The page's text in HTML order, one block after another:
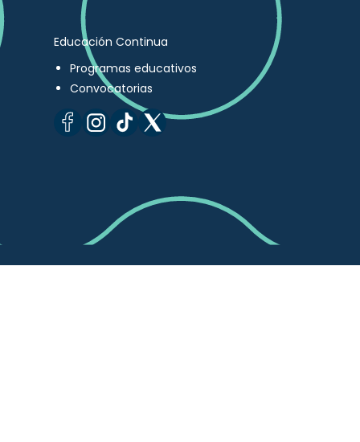
Educación Continua
Programas educativos
Convocatorias